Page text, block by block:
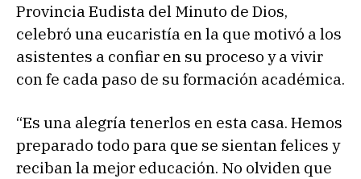
Provincia Eudista del Minuto de Dios,
celebró una eucaristía en la que motivó a los
asistentes a confiar en su proceso y a vivir
con fe cada paso de su formación académica.
“Es una alegría tenerlos en esta casa. Hemos
preparado todo para que se sientan felices y
reciban la mejor educación. No olviden que